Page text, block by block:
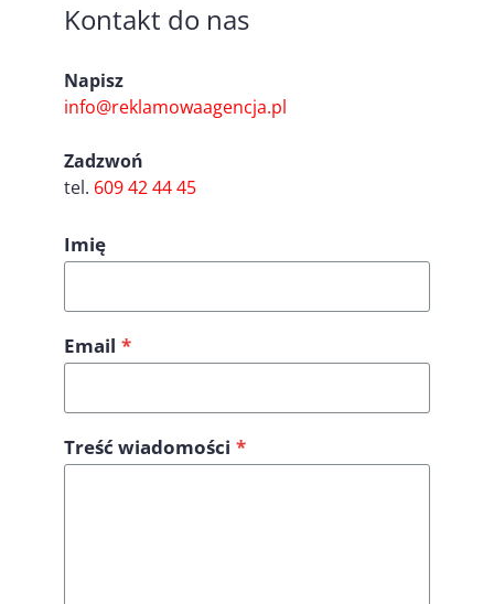
Kontakt do nas
Napisz
info@reklamowaagencja.pl
Zadzwoń
tel. 609 42 44 45
Imię
Email *
Treść wiadomości *